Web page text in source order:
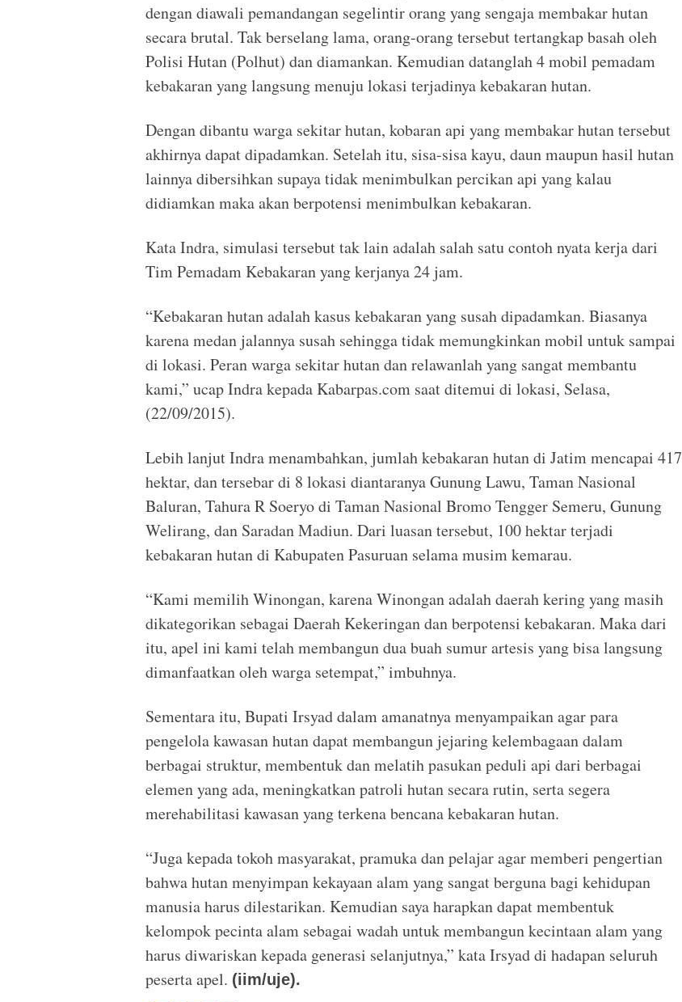
dengan diawali pemandangan segelintir orang yang sengaja membakar hutan
secara brutal. Tak berselang lama, orang-orang tersebut tertangkap basah oleh
Polisi Hutan (Polhut) dan diamankan. Kemudian datanglah 4 mobil pemadam
kebakaran yang langsung menuju lokasi terjadinya kebakaran hutan.
Dengan dibantu warga sekitar hutan, kobaran api yang membakar hutan tersebut
akhirnya dapat dipadamkan. Setelah itu, sisa-sisa kayu, daun maupun hasil hutan
lainnya dibersihkan supaya tidak menimbulkan percikan api yang kalau
didiamkan maka akan berpotensi menimbulkan kebakaran.
Kata Indra, simulasi tersebut tak lain adalah salah satu contoh nyata kerja dari
Tim Pemadam Kebakaran yang kerjanya 24 jam.
“Kebakaran hutan adalah kasus kebakaran yang susah dipadamkan. Biasanya
karena medan jalannya susah sehingga tidak memungkinkan mobil untuk sampai
di lokasi. Peran warga sekitar hutan dan relawanlah yang sangat membantu
kami,” ucap Indra kepada‎ Kabarpas.com saat ditemui di lokasi, Selasa,
(22/09/2015).
Lebih lanjut Indra menambahkan, jumlah kebakaran hutan di Jatim mencapai 417
hektar, dan tersebar di 8 lokasi diantaranya Gunung Lawu, Taman Nasional
Baluran, Tahura R Soeryo di Taman Nasional Bromo Tengger Semeru, Gunung
Welirang, dan Saradan Madiun. Dari luasan tersebut, 100 hektar terjadi
kebakaran hutan di Kabupaten Pasuruan selama musim kemarau.
“Kami memilih Winongan, karena Winongan adalah daerah kering yang masih
dikategorikan sebagai Daerah Kekeringan dan berpotensi kebakaran. Maka dari
itu, apel ini kami telah membangun dua buah sumur artesis yang bisa langsung
dimanfaatkan oleh warga setempat,” imbuhnya.
Sementara itu, Bupati Irsyad dalam amanatnya menyampaikan agar para
pengelola kawasan hutan dapat membangun jejaring kelembagaan dalam
berbagai struktur, membentuk dan melatih pasukan peduli api dari berbagai
elemen yang ada, meningkatkan patroli hutan secara rutin, serta segera
merehabilitasi kawasan yang terkena bencana kebakaran hutan.
“Juga kepada tokoh masyarakat, pramuka dan pelajar agar memberi pengertian
bahwa hutan menyimpan kekayaan alam yang sangat berguna bagi kehidupan
manusia harus dilestarikan. Kemudian saya harapkan dapat membentuk
kelompok pecinta alam sebagai wadah untuk membangun kecintaan alam yang
harus diwariskan kepada generasi selanjutnya,” kata Irsyad di hadapan seluruh
peserta ap‎el. (iim/uje).